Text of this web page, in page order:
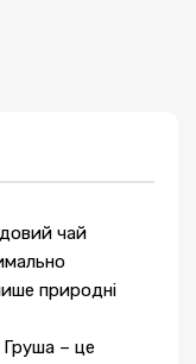
чай
природні
– це